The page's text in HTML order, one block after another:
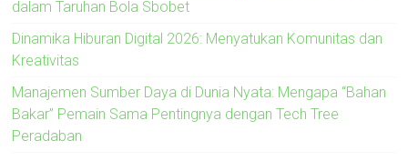
dalam Taruhan Bola Sbobet
Dinamika Hiburan Digital 2026: Menyatukan Komunitas dan
Kreativitas
Manajemen Sumber Daya di Dunia Nyata: Mengapa “Bahan
Bakar” Pemain Sama Pentingnya dengan Tech Tree
Peradaban